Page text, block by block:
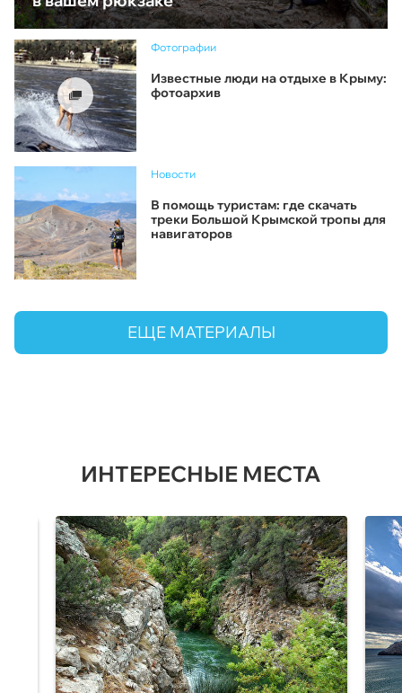
Фотографии
Известные люди на отдыхе в Крыму:
фотоархив
Новости
В помощь туристам: где скачать
треки Большой Крымской тропы для
навигаторов
ЕЩЕ МАТЕРИАЛЫ
ИНТЕРЕСНЫЕ МЕСТА